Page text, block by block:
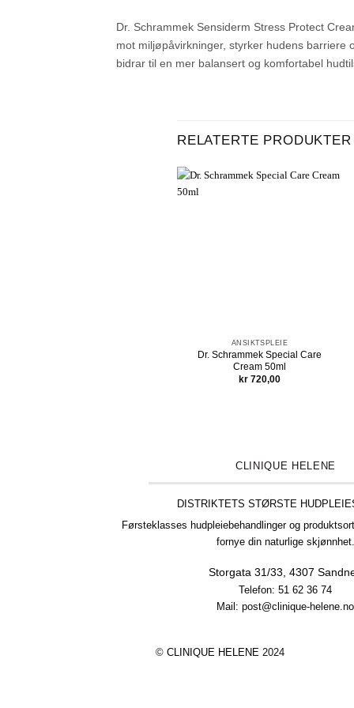
Dr. Schrammek Sensiderm Stress Protect
mot miljøpåvirkninger, styrker hudens
bidrar til en mer balansert og komfortabel
RELATERTE PRODUKTER
ANSIKTSPLEIE
Dr. Schrammek Special Care
Cream 50ml
kr 720,00
CLINIQUE HELENE
DISTRIKTETS STØRSTE
Førsteklasses hudpleiebehandlinger og
fornye din naturlige skjønnhet.
Storgata 31/33,4307
Telefon:51 62 36 74
Mail: post@clinique-helene.no
© CLINIQUE HELENE 2024